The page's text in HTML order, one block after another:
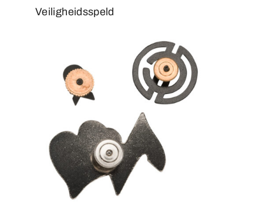
Veiligheidsspeld